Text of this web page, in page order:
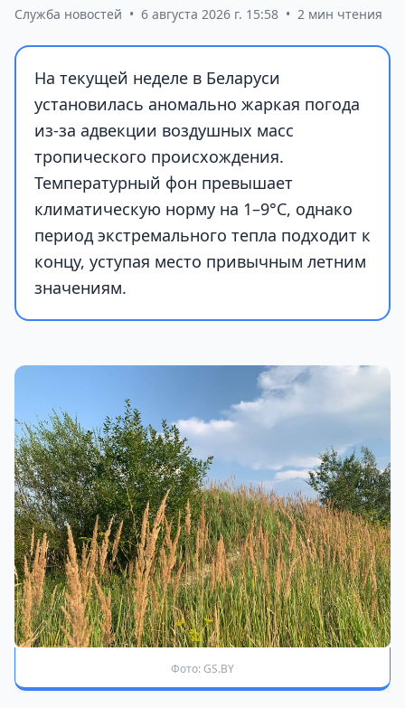
Служба новостей • 6 августа 2026 г. 15:58 • 2 мин чтения
На текущей неделе в Беларуси
установилась аномально жаркая погода
из-за адвекции воздушных масс
тропического происхождения.
Температурный фон превышает
климатическую норму на 1–9°С, однако
период экстремального тепла подходит к
концу, уступая место привычным летним
значениям.
Фото: GS.BY